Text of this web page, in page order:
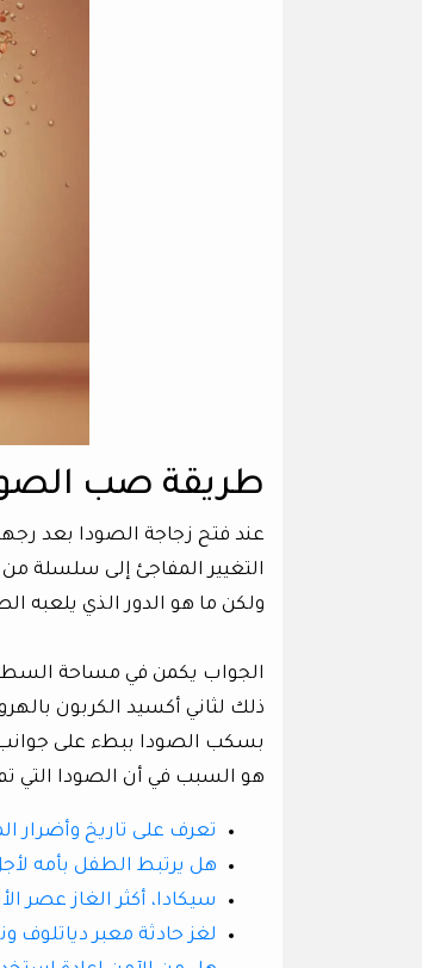
طريقة صب
عند فتح زجاجة الصودا بعد
التغيير المفاجئ إلى سلسلة
ولكن ما هو الدور الذي يلعبه
الجواب يكمن في مساحة
ذلك لثاني أكسيد الكربون
بسكب الصودا ببطء على
هو السبب في أن الصودا التي
تعرف على تاريخ وأضرار
هل يرتبط الطفل بأمه
سيكادا، أكثر الغاز عصر
لغز حادثة معبر دياتلوف